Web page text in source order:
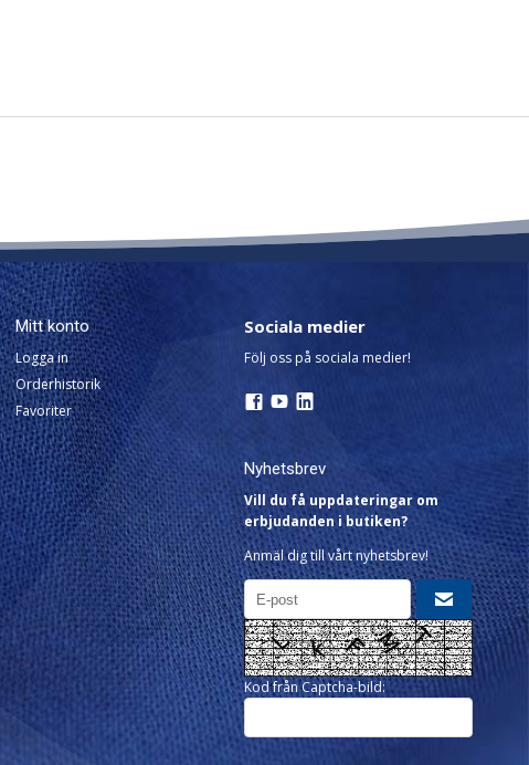
Mitt konto
Logga in
Orderhistorik
Favoriter
Sociala medier
Följ oss på sociala medier!
Nyhetsbrev
Vill du få uppdateringar om
erbjudanden i butiken?
Anmäl dig till vårt nyhetsbrev!
Kod från Captcha-bild: